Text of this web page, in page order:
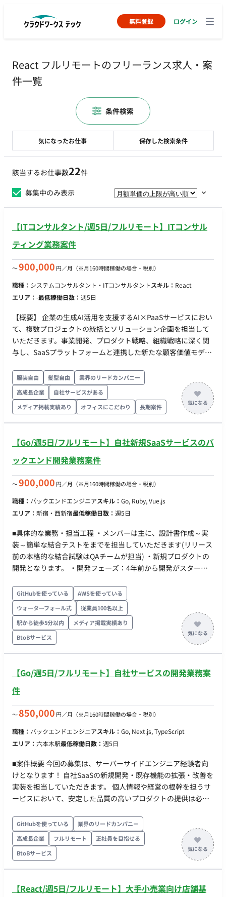
無料登録 ログイン
React フルリモートのフリーランス求人・案
件一覧
該当するお仕事数22件
募集中のみ表示
【ITコンサルタント/週5日/フルリモート】ITコンサル
ティング業務案件
〜900,000 円／月 （※月160時間稼働の場合・税別）
職種： システムコンサルタント・ITコンサルタントスキル： React
エリア： -最低稼働日数： 週5日
【概要】 企業の生成AI活用を支援するAI×PaaSサービスにおい
て、複数プロジェクトの統括とソリューション企画を担当して
いただきます。事業開発、プロダクト戦略、組織戦略に深く関
与し、SaaSプラットフォームと連携した新たな顧客価値モデル
AIを用いた事業開発・PoCのプロジェクト統括（要件定義〜設
計・開発〜導入・定着化、複数案件管理） ・企業の活用課題の
分析・仮説構築および生成AIを含むソリューションやSaaS連携
の企画・グランドデザイン（新規事業企画含む） ・チームマネ
ジメント、コンサルタント採用・育成、コンサル手法・アセッ
システム構想策定〜導入コンサルティング、プロジェクトマネ
ジメント経験5年以上 戦略策定、構想策定案件におけるチーム
経験 複数プロジェクトのリード経験 コンサルタントの採用／育
に関わるプロジェクト経験 ・製造業を含む業界でのプロジェク
ト経験 ・SaaSプロダクトの開発・グロースに携わった経験
リモ―トだが、必要に応じた出社を相談したい） ・チーム構
成：PaaS Division RAG / Agent Unit、計3名（コンサルタント1
名、事業開発2名）
服装自由 髪型自由
業界のリードカンパニー
高成長企業
自社サービスがある
メディア掲載実績あり
オフィスにこだわり 長期案件
【Go/週5日/フルリモート】自社新規SaaSサービスのバ
ックエンド開発業務案件
〜900,000 円／月 （※月160時間稼働の場合・税別）
職種： バックエンドエンジニアスキル： Go, Ruby, Vue.js
エリア： 新宿・西新宿最低稼働日数： 週5日
■具体的な業務・担当工程 ・メンバーは主に、設計書作成～実
装～簡単な結合テストをまでを担当していただきます(リリース
前の本格的な結合試験はQAチームが担当) ・新規プロダクトの
開発となります。 ・開発フェーズ：4年前から開発がスタート
実際に多くの企業に使っていただくことで、ユーザーニーズの
解像度が上がり、現在は多くの新機能の開発に取り組んでおり
ます。 ■開発環境 Language： Ruby / Go / HTML5 / Javascript /
Sass Framework：Ruby on Rails / Vue.js/ React Middleware：
Hadoop / Spark / Presto / nginx AWS Service：DynamoDB /
ロダクト全体：50名ほど 開発チーム：30名 LQA、インフラ、
モバイル、Webチーム Webチーム：10名 L今回はWebチ
ームの募集 L機能ごとに3~5名ほどのチームを組む フロ
ント、バックエンドと明確にチーム分けはされておらず、フロ
ントが強い方/バックエンドが強い方/フルスタックで開発が出
来る方と各メンバーのスキルに濃淡があります。 チーム単位で
協力して作業を進めるようにしており、 実装で不明な点などが
行っております。
GitHubを使っている
AWSを使っている
ウォーターフォール式
従業員100名以上
駅から徒歩5分以内
メディア掲載実績あり
BtoBサービス
【Go/週5日/フルリモート】自社サービスの開発業務案
件
〜850,000 円／月 （※月160時間稼働の場合・税別）
職種： バックエンドエンジニアスキル： Go, Next.js, TypeScript
エリア： 六本木駅最低稼働日数： 週5日
■案件概要 今回の募集は、サーバーサイドエンジニア経験者向
けとなります！ 自社SaaSの新規開発・既存機能の拡張・改善を
実装を担当していただきます。 個人情報や経営の根幹を担うサ
ービスにおいて、安定した品質の高いプロダクトの提供は必要
機能拡張・改善 ・性能向上の開発(負荷分散・軽量化対応など)
■チーム体制 統合開発室のプロダクト開発本部付エンジニア課
に配属され、プロダクトオーナーと他エンジニアと共に新機能
の開発に携わっていただきます。 ■開発環境 ・開発言語：
Golang, JavaScript (React + TypeScript), Dart ・開発/運用環
Chromatic ・ミドルウェア：MySQL ・インフラ環境：GCP ・
GitHubを使っている
業界のリードカンパニー
高成長企業
フルリモート
正社員を目指せる
BtoBサービス
【React/週5日/フルリモート】大手小売業向け店舗基
気になったお仕事 保存した検索条件
条件検索